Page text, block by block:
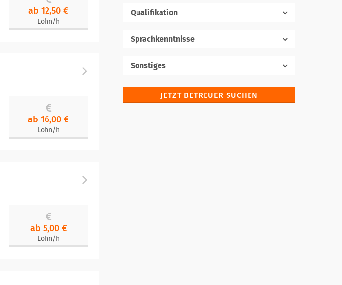
ab 12,50 €
Lohn/h
ab 16,00 €
Lohn/h
ab 5,00 €
Lohn/h
Qualifikation
Sprachkenntnisse
Fremdsprachen
Sonstiges
JETZT BETREUER SUCHEN